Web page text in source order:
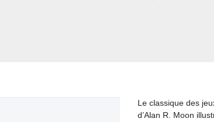
Le classique des
d’Alan R. Moon